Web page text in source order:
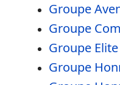
Groupe
Groupe
Groupe Elite
Groupe